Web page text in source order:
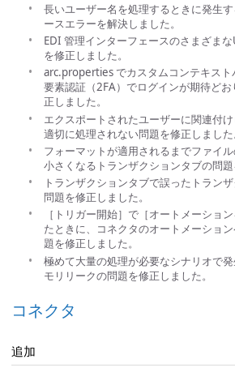
長いユーザー名を処理するときに発生
ースエラーを解決しました。
EDI 管理インターフェースのさまざま
を修正しました。
arc.properties でカスタムコンテキスト
要素認証（2FA）でログインが期待ど
正しました。
エクスポートされたユーザーに関連付
適切に処理されない問題を修正しました
フォーマットが適用されるまでファイ
小さくなるトランザクションタブの問題
トランザクションタブで誤ったトラン
問題を修正しました。
［トリガー開始］で［オートメーショ
たときに、コネクタのオートメーショ
題を修正しました。
極めて大量の処理が必要なシナリオで
モリリークの問題を修正しました。
コネクタ
追加